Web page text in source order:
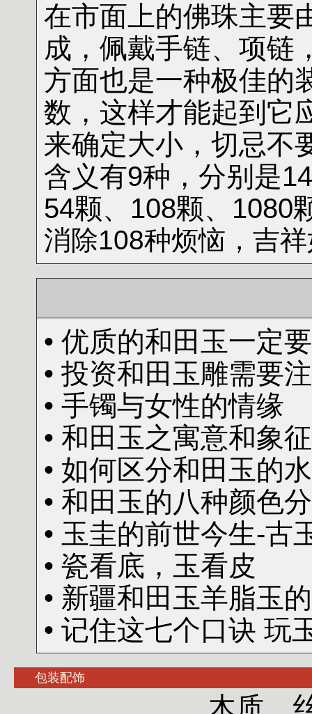
在市面上的佛珠主要
成，佩戴手链、项链
方面也是一种极佳的
数，这样才能起到它
来确定大小，切忌不
含义有9种，分别是
54颗、108颗、1080
消除108种烦恼，吉
• 优质的和田玉一定
• 投资和田玉雕需要
• 手镯与女性的情缘
• 和田玉之寓意和象征
• 如何区分和田玉的
• 和田玉的八种颜色
• 玉圭的前世今生-古
• 瓷看底，玉看皮
• 新疆和田玉羊脂玉
• 记住这七个口诀 玩
包装配饰
木质、